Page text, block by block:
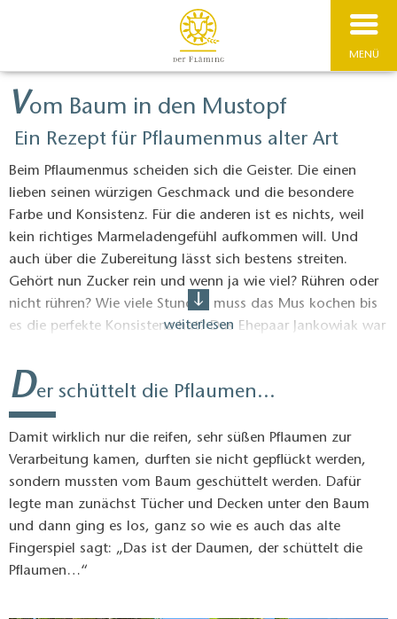
MENÜ
Vom Baum in den Mustopf
Ein Rezept für Pflaumenmus alter Art
Beim Pflaumenmus scheiden sich die Geister. Die einen
lieben seinen würzigen Geschmack und die besondere
Farbe und Konsistenz. Für die anderen ist es nichts, weil
kein richtiges Marmeladengefühl aufkommen will. Und
auch über die Zubereitung lässt sich bestens streiten.
Gehört nun Zucker rein und wenn ja wie viel? Rühren oder
nicht rühren? Wie viele Stunden muss das Mus kochen bis
es die perfekte Konsistenz hat? Das Ehepaar Jankowiak war
Fläming unterwegs und hat viele kleine Geschichten über
die Menschen und Traditionen der Region in einem Buch
festgehalten. In “Im Fläming” findet sich auch eine
spannende Beschreibung, wie ganz früher Pflaumenmus
hergestellt wurde.
weiterlesen
Der schüttelt die Pflaumen...
Damit wirklich nur die reifen, sehr süßen Pflaumen zur
Verarbeitung kamen, durften sie nicht gepflückt werden,
sondern mussten vom Baum geschüttelt werden. Dafür
legte man zunächst Tücher und Decken unter den Baum
und dann ging es los, ganz so wie es auch das alte
Fingerspiel sagt: „Das ist der Daumen, der schüttelt die
Pflaumen…“